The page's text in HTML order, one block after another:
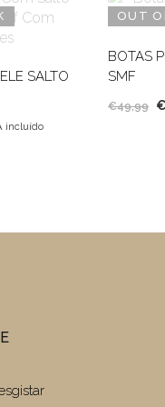
SALTO
incluído
OUT
BOTAS
SMF
€49,99 O
€